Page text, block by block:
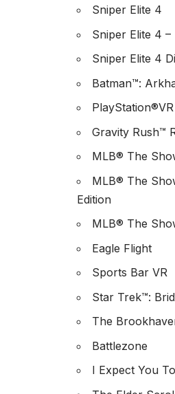
Sniper Elite 4
Sniper Elite 4 –
Sniper Elite 4
Batman™:
Gravity Rush™
MLB® The
MLB® The
Edition
MLB® The
Eagle Flight
Sports Bar VR
Star Trek™:
The
Battlezone
I Expect You